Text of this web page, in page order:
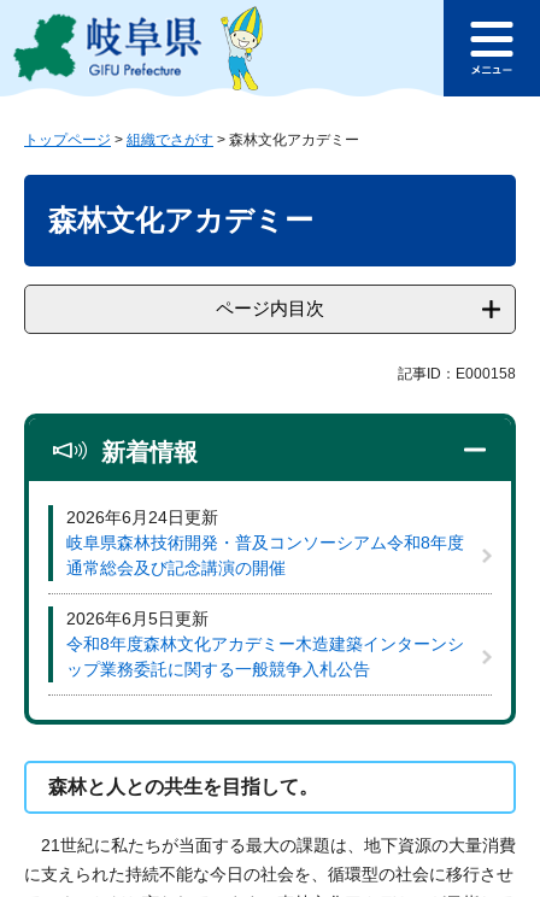
ジ
ュ
このページの本文へ
ュ
トップページ > 組織でさがす > 森林文化アカデミー
森林文化アカデミー
ページ内目次
記事ID：E000158
新着情報
2026年6月24日更新
岐阜県森林技術開発・普及コンソーシアム令和8年度
通常総会及び記念講演の開催
2026年6月5日更新
令和8年度森林文化アカデミー木造建築インターンシ
ップ業務委託に関する一般競争入札公告
森林と人との共生を目指して。
21世紀に私たちが当面する最大の課題は、地下資源の大量消費
に支えられた持続不能な今日の社会を、循環型の社会に移行させ